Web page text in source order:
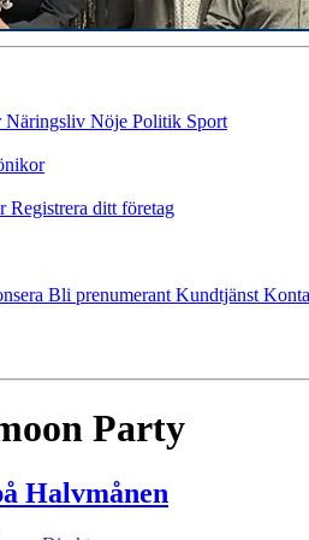
Näringsliv Nöje Politik Sport
Registrera ditt företag
Bli prenumerant Kundtjänst
Party
Halvmånen